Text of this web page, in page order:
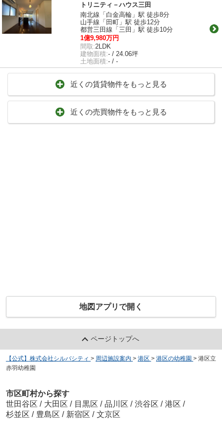
トリニティ－ハウス三田
南北線「白金高輪」駅 徒歩8分
山手線「田町」駅 徒歩12分
都営三田線「三田」駅 徒歩10分
1億9,980万円
間取:2LDK
建物面積:- / 24.06坪
土地面積:- / -
近くの賃貸物件をもっと見る
近くの売買物件をもっと見る
地図アプリで開く
ページトップへ
【公式】株式会社シルバシティ > 周辺施設案内 > 港区 > 港区の幼稚園 > 港区立
赤羽幼稚園
市区町村から探す
世田谷区 / 大田区 / 目黒区 / 品川区 / 渋谷区 / 港区 /
杉並区 / 豊島区 / 新宿区 / 文京区